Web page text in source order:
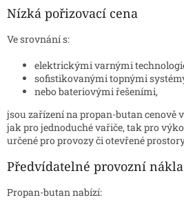
Nízká pořizovací cena
Ve srovnání s:
elektrickými varnými
sofistikovanými topnými
nebo bateriovými řešeními,
jsou zařízení na propan-butan cenově
jak pro jednoduché vařiče, tak pro
určené pro provozy či otevřené
Předvídatelné provozní
Propan-butan nabízí: